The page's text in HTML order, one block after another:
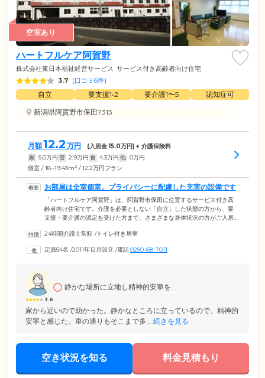
空室あり
ハートフルケア阿賀野
株式会社東日本福祉経営サービス サービス付き高齢者向け住宅
3.7 (口コミ6件)
自立 要支援1•2 要介護1〜5
認知症可
新潟県阿賀野市保田7313
月額12.2 万円 (入居金15.0万円) + 介護保険料
家 5.0万円 管 2.9万円 食 4.3万円 他 0万円
個室 / 18~19.43m2 / 12.2万円プラン
お部屋は全室個室。プライバシーに配慮した充実の設備です
「ハートフルケア阿賀野」は、阿賀野市保田に位置するサービス付き高
齢者向け住宅です。介護を必要としない「自立」した状態の方から、要
支援・要介護の認定を受けた方まで、さまざまな身体状況の方がご入居
ーに配慮した個室。各居室には、トイレ、独立洗面台のほか、エアコン
共用部分には大浴場をご用意。足を伸ばしながらのびのびとご入浴いた
24時間介護士常駐 /トイレ付き居室
定員54名 /2011年12月設立 /電話0250-68-7011
3.6
静かな場所に立地し精神的安寧を...
家から近いので助かった。静かなところに立っているので、精神的
安寧と感じた。車の通りもそこまで多... 続きを見る
空き状況を知る 料金見積もり